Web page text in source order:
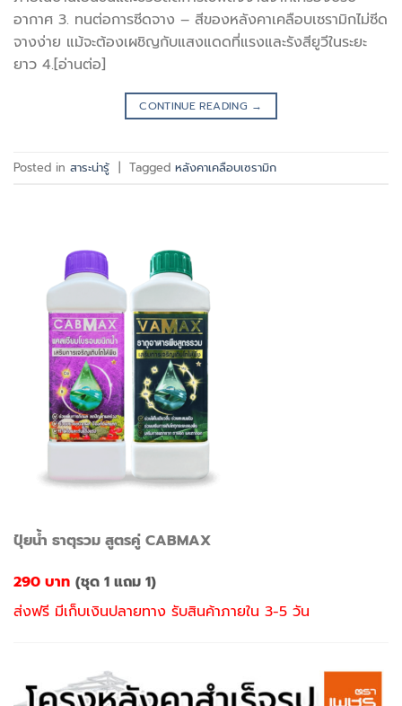
อากาศ 3. ทนต่อการซีดจาง – สีของหลังคาเคลือบเซรามิกไม่ซีด
จางง่าย แม้จะต้องเผชิญกับแสงแดดที่แรงและรังสียูวีในระยะ
ยาว 4.[อ่านต่อ]
CONTINUE READING →
Posted in สาระน่ารู้ | Tagged หลังคาเคลือบเซรามิก
ปุ๋ยน้ำ ธาตุรวม สูตรคู่ CABMAX
290 บาท (ชุด 1 แถม 1)
ส่งฟรี มีเก็บเงินปลายทาง รับสินค้าภายใน 3-5 วัน